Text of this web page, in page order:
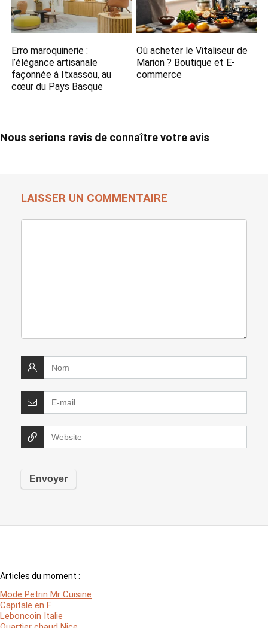
Erro maroquinerie :
l’élégance artisanale
façonnée à Itxassou, au
cœur du Pays Basque
Où acheter le Vitaliseur de
Marion ? Boutique et E-
commerce
Nous serions ravis de connaître votre avis
LAISSER UN COMMENTAIRE
Articles du moment :
Mode Petrin Mr Cuisine
Capitale en F
Leboncoin Italie